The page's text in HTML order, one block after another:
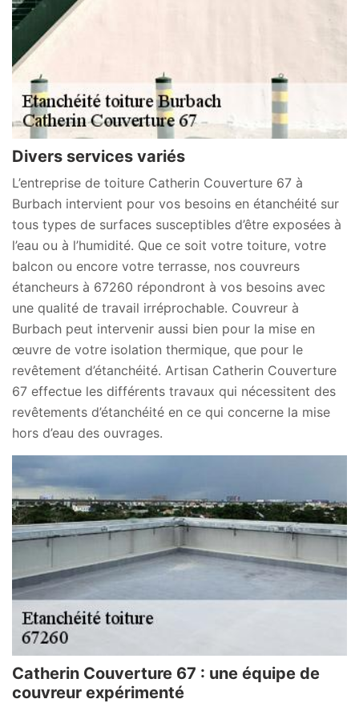
Divers services variés
L’entreprise de toiture Catherin Couverture 67 à
Burbach intervient pour vos besoins en étanchéité sur
tous types de surfaces susceptibles d’être exposées à
l’eau ou à l’humidité. Que ce soit votre toiture, votre
balcon ou encore votre terrasse, nos couvreurs
étancheurs à 67260 répondront à vos besoins avec
une qualité de travail irréprochable. Couvreur à
Burbach peut intervenir aussi bien pour la mise en
œuvre de votre isolation thermique, que pour le
revêtement d’étanchéité. Artisan Catherin Couverture
67 effectue les différents travaux qui nécessitent des
revêtements d’étanchéité en ce qui concerne la mise
hors d’eau des ouvrages.
Catherin Couverture 67 : une équipe de
couvreur expérimenté